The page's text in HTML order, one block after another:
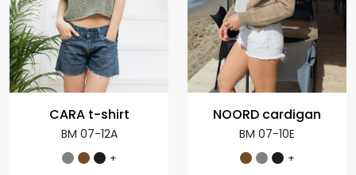
CARA t-shirt
BM 07-12A
+
NOORD cardigan
BM 07-10E
+